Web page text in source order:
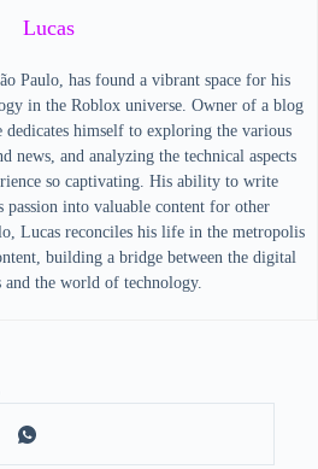
Lucas
Paulo, has found a vibrant space for his
in the Roblox universe. Owner of a blog
himself to exploring the various
news, and analyzing the technical aspects
so captivating. His ability to write
passion into valuable content for other
Lucas reconciles his life in the metropolis
building a bridge between the digital
and the world of technology.